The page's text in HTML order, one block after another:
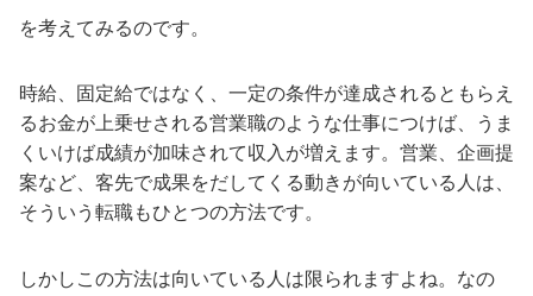
を考えてみるのです。
時給、固定給ではなく、一定の条件が達成されるともらえ
るお金が上乗せされる営業職のような仕事につけば、うま
くいけば成績が加味されて収入が増えます。営業、企画提
案など、客先で成果をだしてくる動きが向いている人は、
そういう転職もひとつの方法です。
しかしこの方法は向いている人は限られますよね。なの